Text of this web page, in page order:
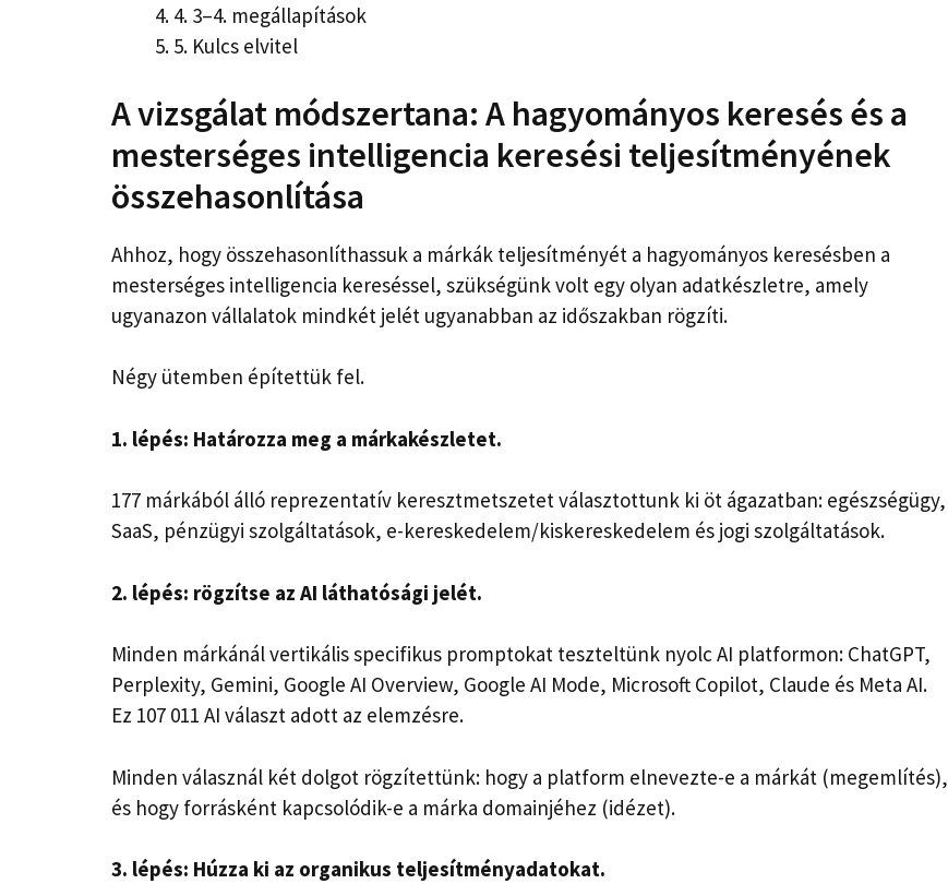
4. 3–4. megállapítások
5. Kulcs elvitel
A vizsgálat módszertana: A hagyományos keresés és a
mesterséges intelligencia keresési teljesítményének
összehasonlítása
Ahhoz, hogy összehasonlíthassuk a márkák teljesítményét a hagyományos keresésben a
mesterséges intelligencia kereséssel, szükségünk volt egy olyan adatkészletre, amely
ugyanazon vállalatok mindkét jelét ugyanabban az időszakban rögzíti.
Négy ütemben építettük fel.
1. lépés: Határozza meg a márkakészletet.
177 márkából álló reprezentatív keresztmetszetet választottunk ki öt ágazatban: egészségügy,
SaaS, pénzügyi szolgáltatások, e-kereskedelem/kiskereskedelem és jogi szolgáltatások.
2. lépés: rögzítse az AI láthatósági jelét.
Minden márkánál vertikális specifikus promptokat teszteltünk nyolc AI platformon: ChatGPT,
Perplexity, Gemini, Google AI Overview, Google AI Mode, Microsoft Copilot, Claude és Meta AI.
Ez 107 011 AI választ adott az elemzésre.
Minden válasznál két dolgot rögzítettünk: hogy a platform elnevezte-e a márkát (megemlítés),
és hogy forrásként kapcsolódik-e a márka domainjéhez (idézet).
3. lépés: Húzza ki az organikus teljesítményadatokat.